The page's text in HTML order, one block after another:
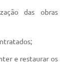
das obras
e restaurar os